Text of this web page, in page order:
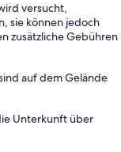
versucht,
sie können jedoch
zusätzliche Gebühren
auf dem Gelände
Unterkunft über